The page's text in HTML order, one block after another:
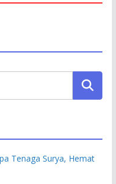
Tenaga Surya, Hemat